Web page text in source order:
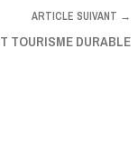
ARTICLE SUIVANT →
TOURISME DURABLE